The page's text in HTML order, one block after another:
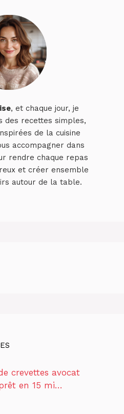
, et chaque jour, je
des recettes simples,
de la cuisine
accompagner dans
rendre chaque repas
et créer ensemble
autour de la table.
crevettes avocat
en 15 mi…